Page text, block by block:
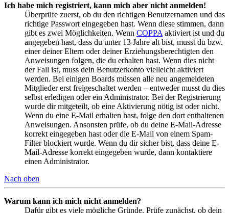
Ich habe mich registriert, kann mich aber nicht anmelden!
Überprüfe zuerst, ob du den richtigen Benutzernamen und das
richtige Passwort eingegeben hast. Wenn diese stimmen, dann
gibt es zwei Möglichkeiten. Wenn COPPA aktiviert ist und du
angegeben hast, dass du unter 13 Jahre alt bist, musst du bzw.
einer deiner Eltern oder deiner Erziehungsberechtigten den
Anweisungen folgen, die du erhalten hast. Wenn dies nicht
der Fall ist, muss dein Benutzerkonto vielleicht aktiviert
werden. Bei einigen Boards müssen alle neu angemeldeten
Mitglieder erst freigeschaltet werden – entweder musst du dies
selbst erledigen oder ein Administrator. Bei der Registrierung
wurde dir mitgeteilt, ob eine Aktivierung nötig ist oder nicht.
Wenn du eine E-Mail erhalten hast, folge den dort enthaltenen
Anweisungen. Ansonsten prüfe, ob du deine E-Mail-Adresse
korrekt eingegeben hast oder die E-Mail von einem Spam-
Filter blockiert wurde. Wenn du dir sicher bist, dass deine E-
Mail-Adresse korrekt eingegeben wurde, dann kontaktiere
einen Administrator.
Nach oben
Warum kann ich mich nicht anmelden?
Dafür gibt es viele mögliche Gründe. Prüfe zunächst, ob dein